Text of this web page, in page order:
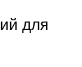
для